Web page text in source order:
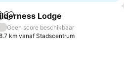
Toevoegen aan favorieten
Lodge
Geen score beschikbaar
km vanaf Stadscentrum